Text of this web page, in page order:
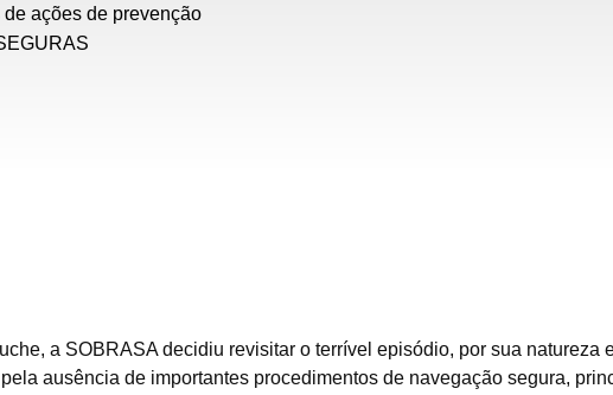
de ações de prevenção
a SOBRASA decidiu revisitar o terrível episódio, por sua natureza
ausência de importantes procedimentos de navegação segura,